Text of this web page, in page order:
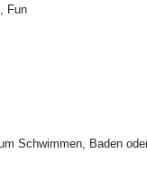
Fun
Schwimmen, Baden